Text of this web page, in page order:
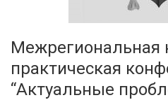
Межрегиональная
практическая
“Актуальные